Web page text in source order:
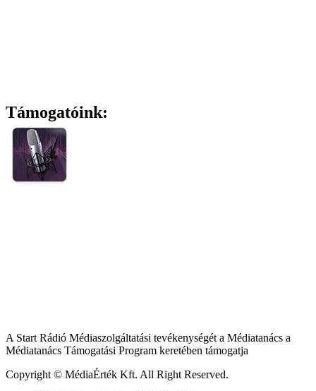
Támogatóink:
A Start Rádió Médiaszolgáltatási tevékenységét a Médiatanács a
Médiatanács Támogatási Program keretében támogatja
Copyright © MédiaÉrték Kft. All Right Reserved.